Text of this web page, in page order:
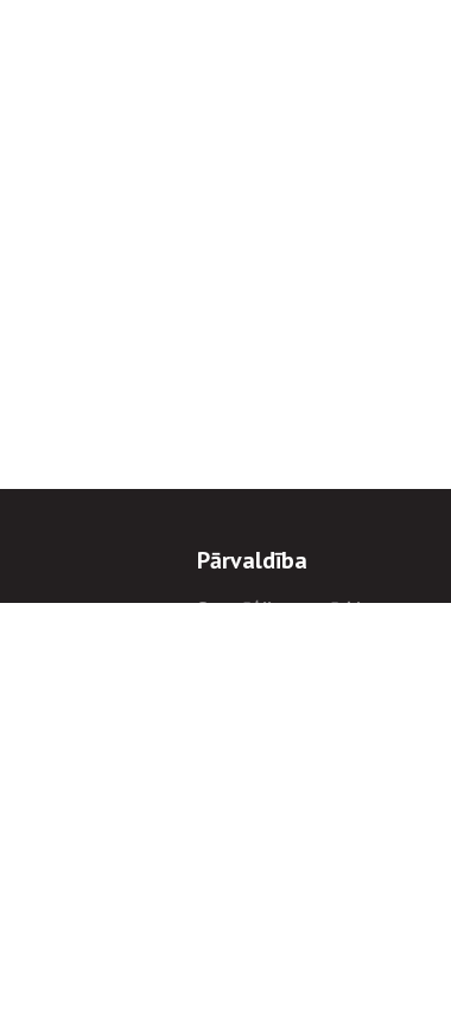
Pārvaldība
Stratēģija un mērķi